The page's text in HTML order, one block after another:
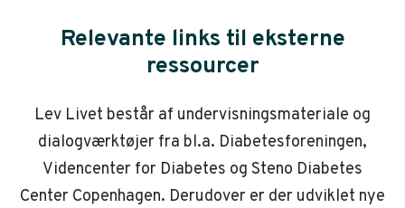
Relevante links til eksterne
ressourcer
Lev Livet består af undervisningsmateriale og
dialogværktøjer fra bl.a. Diabetesforeningen,
Videncenter for Diabetes og Steno Diabetes
Center Copenhagen. Derudover er der udviklet nye